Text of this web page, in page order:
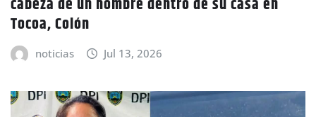
cabeza de un hombre dentro de su casa en
Tocoa, Colón
noticias Jul 13, 2026